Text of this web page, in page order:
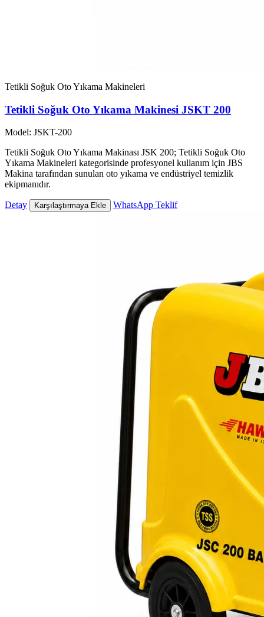
Tetikli Soğuk Oto Yıkama Makineleri
Tetikli Soğuk Oto Yıkama Makinesi JSKT 200
Model: JSKT-200
Tetikli Soğuk Oto Yıkama Makinası JSK 200; Tetikli Soğuk Oto
Yıkama Makineleri kategorisinde profesyonel kullanım için JBS
Makina tarafından sunulan oto yıkama ve endüstriyel temizlik
ekipmanıdır.
Detay Karşılaştırmaya Ekle WhatsApp Teklif